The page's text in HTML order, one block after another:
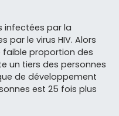
infectées par la
par le virus HIV. Alors
faible proportion des
un tiers des personnes
de développement
est 25 fois plus